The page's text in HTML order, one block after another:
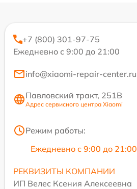
+7 (800) 301-97-75
Ежедневно с 9:00 до 21:00
info@xiaomi-repair-center.ru
Павловский тракт, 251В
Адрес сервисного центра Xiaomi
Режим работы:
Ежедневно с 9:00 до 21:00
РЕКВИЗИТЫ КОМПАНИИ
ИП Велес Ксения Алексеевна